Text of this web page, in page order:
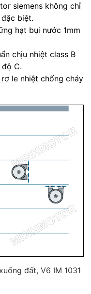
siemens không chỉ
biệt.
hạt bụi nước 1mm
chịu nhiệt class B
C.
le nhiệt chống cháy
đất, V6 IM 1031